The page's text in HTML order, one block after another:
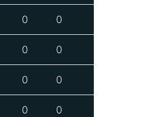
0 0
0 0
0 0
0 0